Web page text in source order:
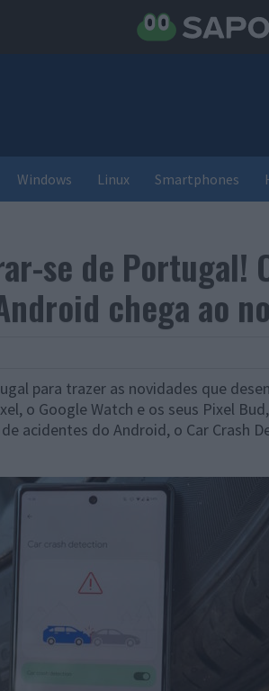
Windows Linux Smartphones
se de Portugal!
chega ao
para trazer as novidades que
o Google Watch e os seus Pixel
acidentes do Android, o Car Crash